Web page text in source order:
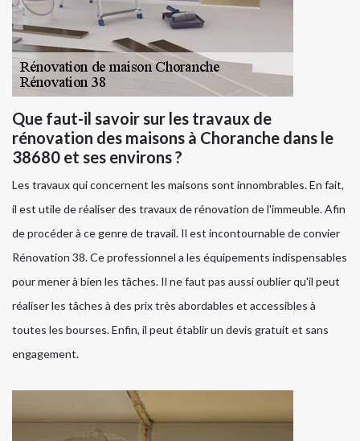
Que faut-il savoir sur les travaux de
rénovation des maisons à Choranche dans le
38680 et ses environs ?
Les travaux qui concernent les maisons sont innombrables. En fait,
il est utile de réaliser des travaux de rénovation de l'immeuble. Afin
de procéder à ce genre de travail. Il est incontournable de convier
Rénovation 38. Ce professionnel a les équipements indispensables
pour mener à bien les tâches. Il ne faut pas aussi oublier qu'il peut
réaliser les tâches à des prix très abordables et accessibles à
toutes les bourses. Enfin, il peut établir un devis gratuit et sans
engagement.